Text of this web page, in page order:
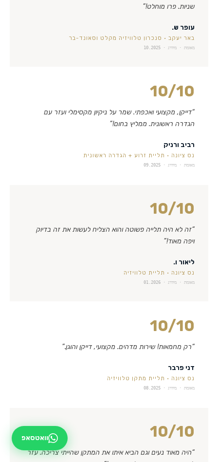
שניות. פרו מוחלט!”
עופר ש.
באר יעקב · סנכרון טלוויזיה מקלט וסאונד-בר
מאומת · מידרג · 10.2025
10/10
“דייקן, מקצועי ואכפתי. שמר על ניקיון מקסימלי ועזר עם
הגדרה ראשונית. ממליץ בחום!”
רביב ורניק
נס ציונה · תליית זרוע + הגדרה ראשונית
מאומת · מידרג · 09.2025
10/10
“זה לא היה תלייה פשוטה והוא הצליח לעשות את זה בדיוק
ויפה מאוד!”
ליאור ו.
נס ציונה · תליית טלוויזיה
מאומת · מידרג · 01.2026
10/10
“רק מחמאות! שירות מדהים. מקצועי, דייקן והוגן.”
דני פרבר
נס ציונה · תליית מתקן טלוויזיה
מאומת · מידרג · 08.2025
10/10
“היה מאוד נעים וגם הביא איתו את המתקן שהייתי צריכה. עזר
וואטסאפ